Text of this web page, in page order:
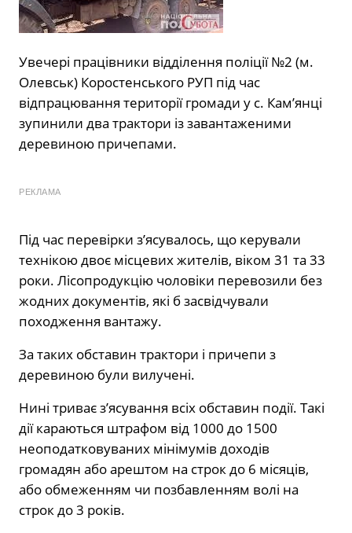
Увечері працівники відділення поліції №2 (м.
Олевськ) Коростенського РУП під час
відпрацювання території громади у с. Кам’янці
зупинили два трактори із завантаженими
деревиною причепами.
РЕКЛАМА
Під час перевірки з’ясувалось, що керували
технікою двоє місцевих жителів, віком 31 та 33
роки. Лісопродукцію чоловіки перевозили без
жодних документів, які б засвідчували
походження вантажу.
За таких обставин трактори і причепи з
деревиною були вилучені.
Нині триває з’ясування всіх обставин події. Такі
дії караються штрафом від 1000 до 1500
неоподатковуваних мінімумів доходів
громадян або арештом на строк до 6 місяців,
або обмеженням чи позбавленням волі на
строк до 3 років.